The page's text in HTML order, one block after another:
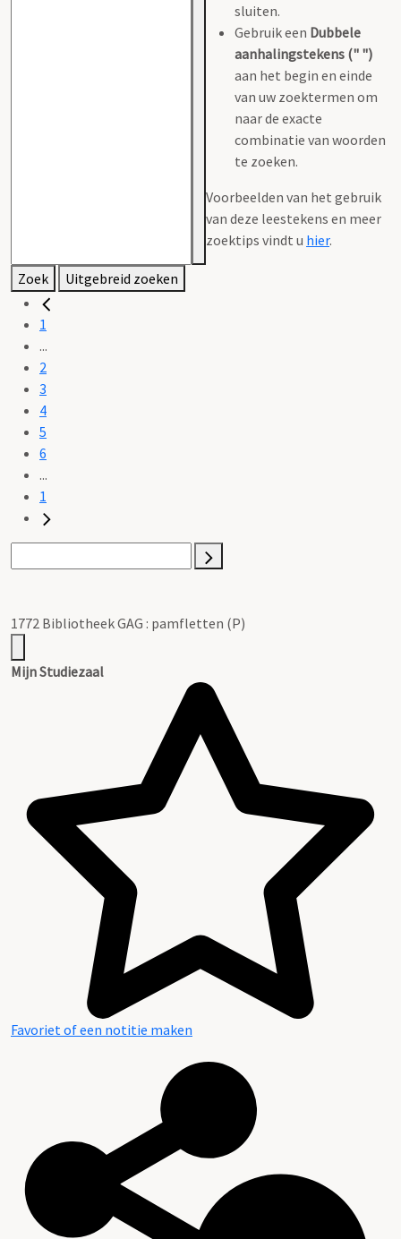
sluiten.
Gebruik een Dubbele
aanhalingstekens (" ")
aan het begin en einde
van uw zoektermen om
naar de exacte
combinatie van woorden
te zoeken.
Voorbeelden van het gebruik
van deze leestekens en meer
zoektips vindt u hier.
Zoek Uitgebreid zoeken
1
...
2
3
4
5
6
...
1
1772 Bibliotheek GAG : pamfletten (P)
Mijn Studiezaal
Favoriet of een notitie maken